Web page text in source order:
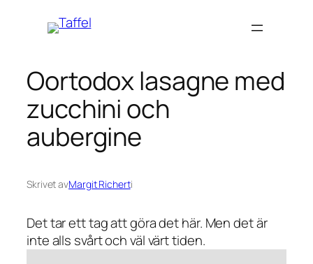
Oortodox lasagne med
zucchini och
aubergine
Skrivet avMargit Richerti
Det tar ett tag att göra det här. Men det är
inte alls svårt och väl värt tiden.